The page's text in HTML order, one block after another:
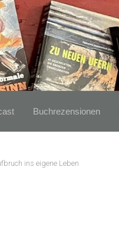
Buchrezensionen
ins eigene Leben